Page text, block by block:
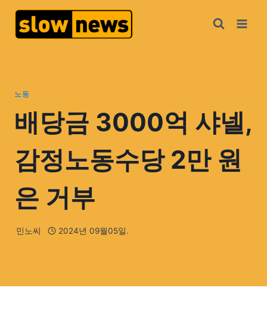
노동
배당금 3000억 샤넬,
감정노동수당 2만 원
은 거부
민노씨 2024년 09월05일.